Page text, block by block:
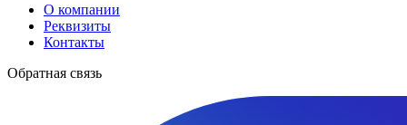
О компании
Реквизиты
Контакты
Обратная связь